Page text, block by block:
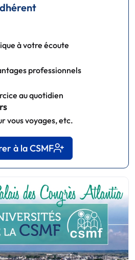
à votre écoute
professionnels
au quotidien
vous voyages, etc.
à la CSMF